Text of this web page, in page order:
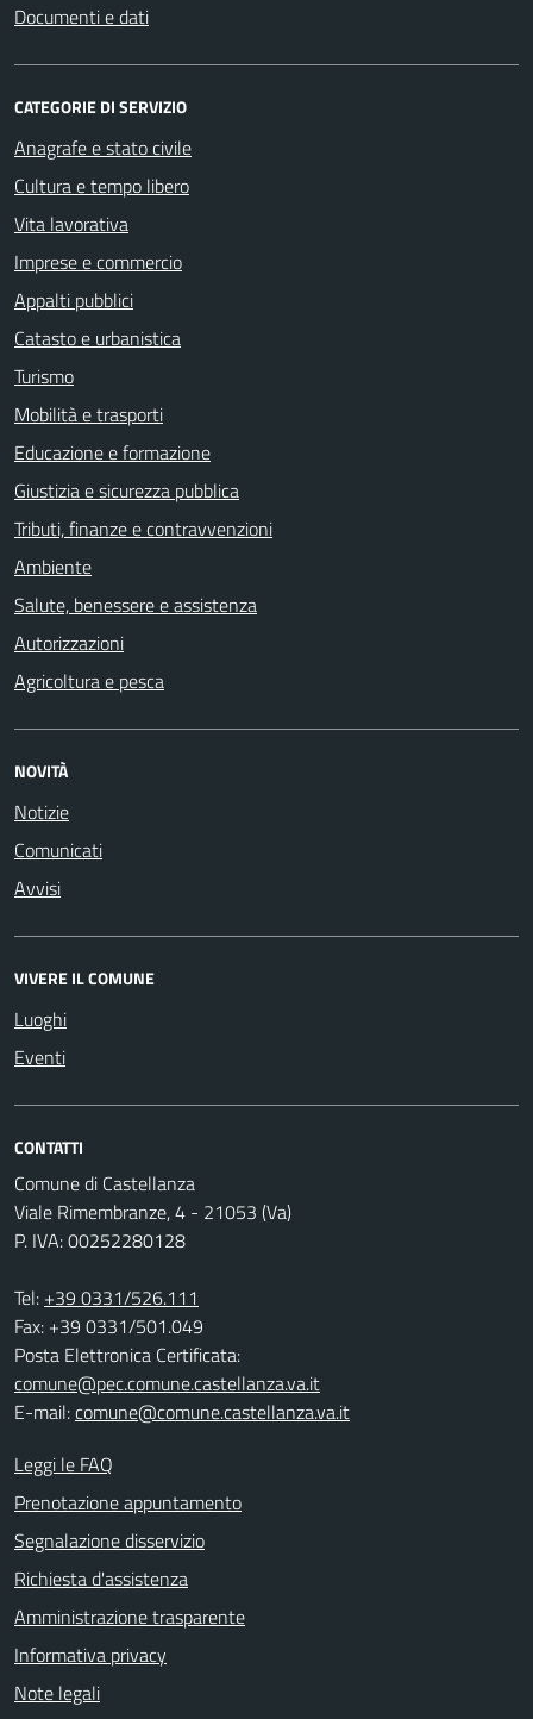
Documenti e dati
CATEGORIE DI SERVIZIO
Anagrafe e stato civile
Cultura e tempo libero
Vita lavorativa
Imprese e commercio
Appalti pubblici
Catasto e urbanistica
Turismo
Mobilità e trasporti
Educazione e formazione
Giustizia e sicurezza pubblica
Tributi, finanze e contravvenzioni
Ambiente
Salute, benessere e assistenza
Autorizzazioni
Agricoltura e pesca
NOVITÀ
Notizie
Comunicati
Avvisi
VIVERE IL COMUNE
Luoghi
Eventi
CONTATTI
Comune di Castellanza
Viale Rimembranze, 4 - 21053 (Va)
P. IVA: 00252280128
Tel: +39 0331/526.111
Fax: +39 0331/501.049
Posta Elettronica Certificata:
comune@pec.comune.castellanza.va.it
E-mail:comune@comune.castellanza.va.it
Leggi le FAQ
Prenotazione appuntamento
Segnalazione disservizio
Richiesta d'assistenza
Amministrazione trasparente
Informativa privacy
Note legali